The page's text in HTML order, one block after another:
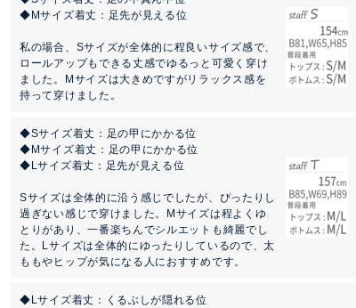
◆Mサイズ着丈：足先が見える位
私の場合、Sサイズが全体的に程良いサイズ感で、
ロールアップもできる丈感でゆるっと可愛く穿け
ました。Mサイズは大きめですがリラックス感を
持って穿けました。
◆Sサイズ着丈：足の甲にかかる位
◆Mサイズ着丈：足の甲にかかる位
◆Lサイズ着丈：足先が見える位
Sサイズは全体的に沿う感じでしたが、ぴったりし
過ぎない感じで穿けました。Mサイズは程よくゆ
とりがあり、一番楽ちんでシルエットも綺麗でし
た。Lサイズは全体的にゆったりしているので、太
ももやヒップが気になる人におすすめです。
◆Lサイズ着丈：くるぶしが隠れる位